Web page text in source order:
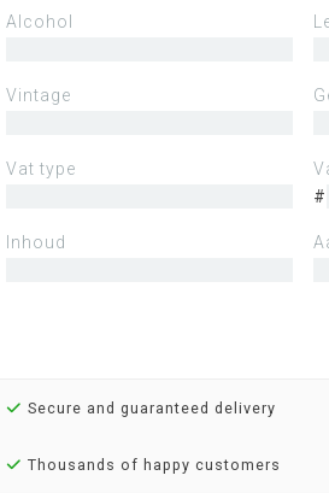
Alcohol
Vintage
Vat type
#
Inhoud
Secure and guaranteed delivery
Thousands of happy customers